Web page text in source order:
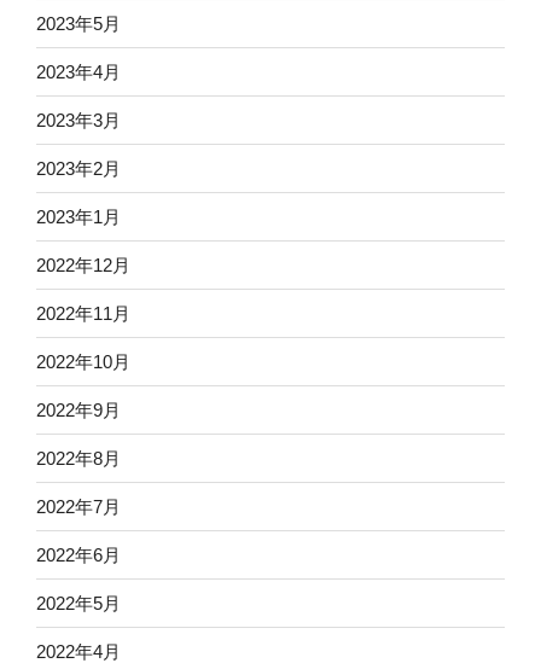
2023年5月
2023年4月
2023年3月
2023年2月
2023年1月
2022年12月
2022年11月
2022年10月
2022年9月
2022年8月
2022年7月
2022年6月
2022年5月
2022年4月